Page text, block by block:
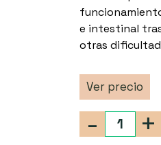
e intestinal
otras
Ver precio
+
-